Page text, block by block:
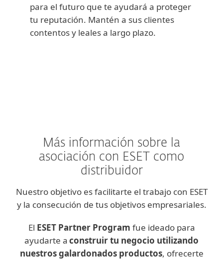
para el futuro que te ayudará a proteger
tu reputación. Mantén a sus clientes
contentos y leales a largo plazo.
Más información sobre la
asociación con ESET como
distribuidor
Nuestro objetivo es facilitarte el trabajo con ESET
y la consecución de tus objetivos empresariales.
El ESET Partner Program fue ideado para
ayudarte aconstruir tu negocio utilizando
nuestros galardonados productos, ofrecerte